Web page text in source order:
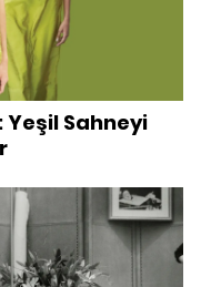
Yeşil Sahneyi